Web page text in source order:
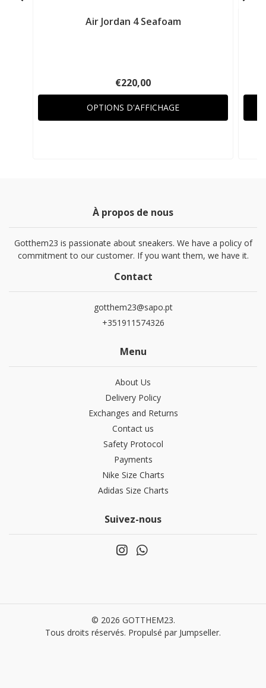
Air Jordan 4 Seafoam
€220,00
OPTIONS D'AFFICHAGE
À propos de nous
Gotthem23 is passionate about sneakers. We have a policy of
commitment to our customer. If you want them, we have it.
Contact
gotthem23@sapo.pt
+351911574326
Menu
About Us
Delivery Policy
Exchanges and Returns
Contact us
Safety Protocol
Payments
Nike Size Charts
Adidas Size Charts
Suivez-nous
© 2026 GOTTHEM23.
Tous droits réservés. Propulsé par Jumpseller.